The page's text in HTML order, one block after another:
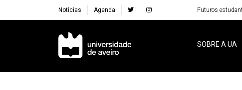
Notícias Agenda Futuros
Navegação Principal
SOBRE A UA